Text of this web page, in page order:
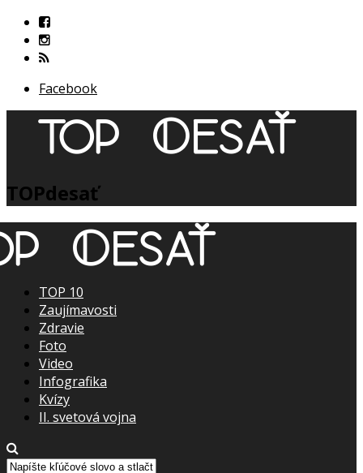
Facebook
TOPdesať
TOP 10
Zaujímavosti
Zdravie
Foto
Video
Infografika
Kvízy
II. svetová vojna